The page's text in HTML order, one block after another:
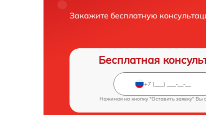
Закажите бесплатную
Бесплатная
Нажимая на кнопку "Оставить заявку" Вы